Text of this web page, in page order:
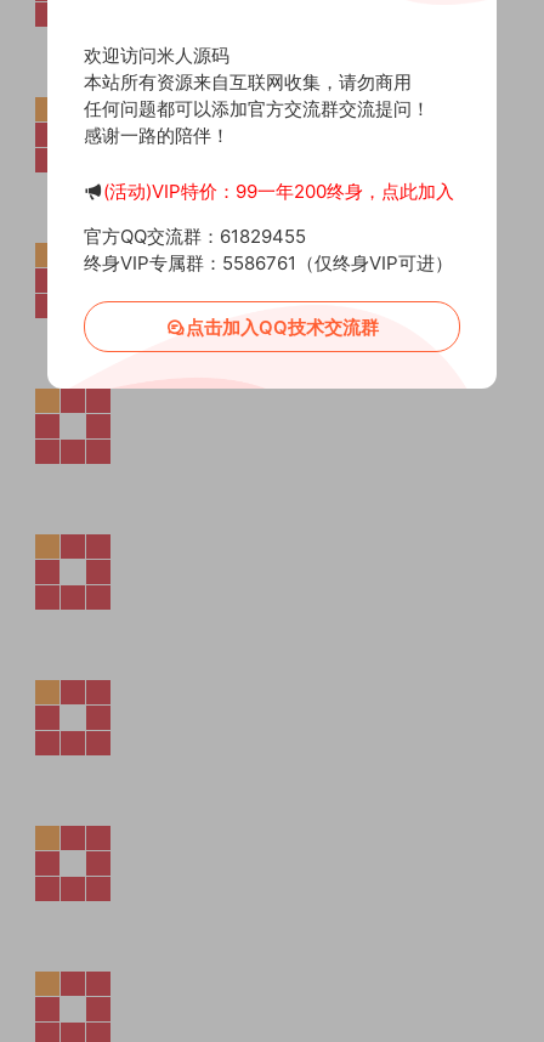
欢迎访问米人源码
本站所有资源来自互联网收集，请勿商用
任何问题都可以添加官方交流群交流提问！
感谢一路的陪伴！
(活动)VIP特价：99一年200终身，点此加入
官方QQ交流群：61829455
终身VIP专属群：5586761（仅终身VIP可进）
点击加入QQ技术交流群